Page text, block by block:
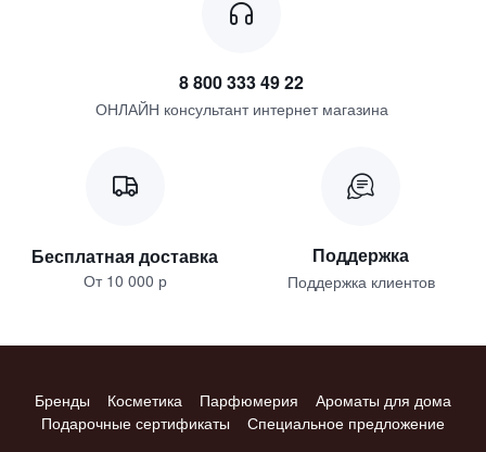
8 800 333 49 22
ОНЛАЙН консультант интернет магазина
Бесплатная доставка
От 10 000 р
Поддержка
Поддержка клиентов
Бренды Косметика Парфюмерия
Ароматы для дома
Подарочные сертификаты
Специальное предложение